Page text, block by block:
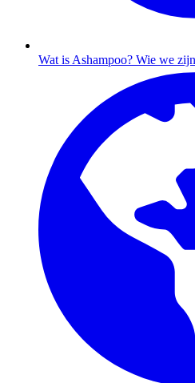
Wat is Ashampoo? Wie we